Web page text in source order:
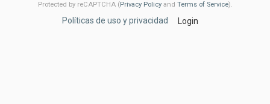
Protected by reCAPTCHA ( Privacy Policyand Terms of Service).
Políticas de uso y privacidad Login